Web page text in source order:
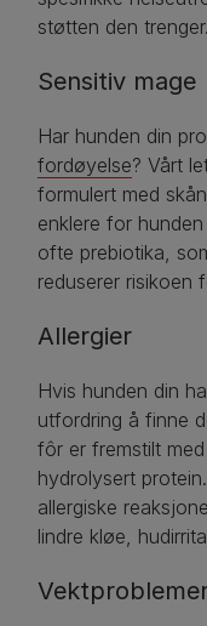
støtten den trenger.
Sensitiv mage
Har hunden din
fordøyelse? Vårt
formulert med
enklere for
ofte prebiotika,
reduserer risikoen
Allergier
Hvis hunden din
utfordring å finne
fôr er fremstilt
hydrolysert
allergiske
lindre kløe,